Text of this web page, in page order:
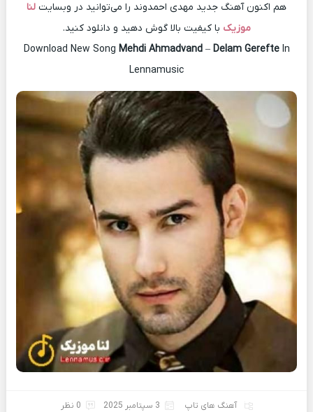
هم اکنون آهنگ جدید مهدی احمدوند را می‌توانید در وبسایت لنا
موزیک با کیفیت بالا گوش دهید و دانلود کنید.
Download New Song Mehdi Ahmadvand– Delam GerefteIn
Lennamusic
آهنگ های تاپ 3 سپتامبر 2025 0 نظر